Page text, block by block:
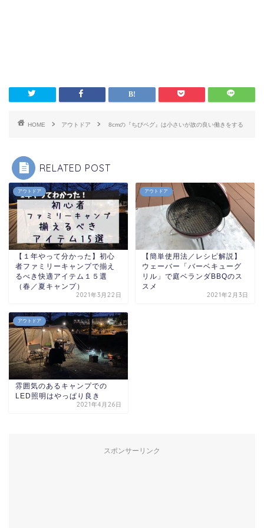
HOME アウトドア 8cmの『ちびペグ』は小さいが故の良い働きをする
RELATED POST
アウトドア
【１年やって分かった】初心
者ファミリーキャンプで揃え
るべき快適アイテム１５選
（春／夏キャンプ）
2021年3月22日
アウトドア
【簡単使用法／レシピ解説】
ウェーバー「バーベキューグ
リル」で庭ベランダBBQのス
スメ
2021年2月3日
アウトドア
雰囲気のあるキャンプでの
LED照明はやっぱり良き
2021年4月26日
スポンサーリンク